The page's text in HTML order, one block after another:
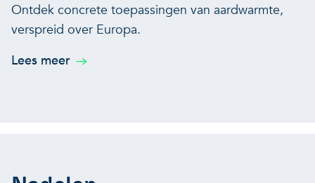
Ontdek concrete toepassingen van aardwarmte,
verspreid over Europa.
Lees meer